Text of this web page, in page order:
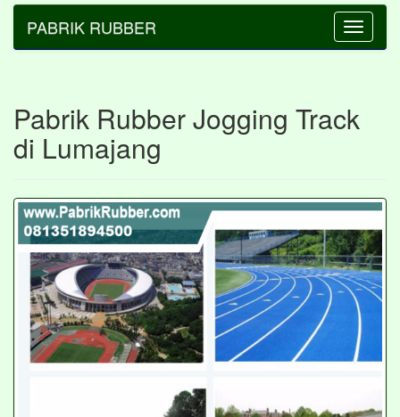
Toggle
PABRIK RUBBER
Pabrik Rubber Jogging Track
di Lumajang